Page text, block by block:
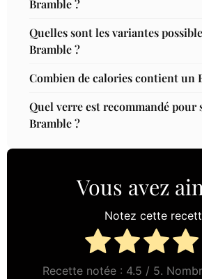
Bramble ?
Quelles sont les variantes
Bramble ?
Combien de calories contient un
Quel verre est recommandé pour
Bramble ?
Vous avez
Notez cette
Recette notée : 4.5 / 5.